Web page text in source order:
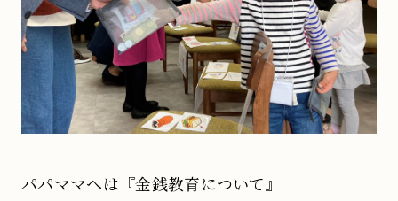
パパママへは『金銭教育について』